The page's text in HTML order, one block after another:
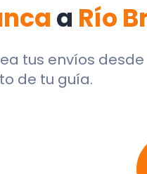
a Río
tus envíos desde
de tu guía.